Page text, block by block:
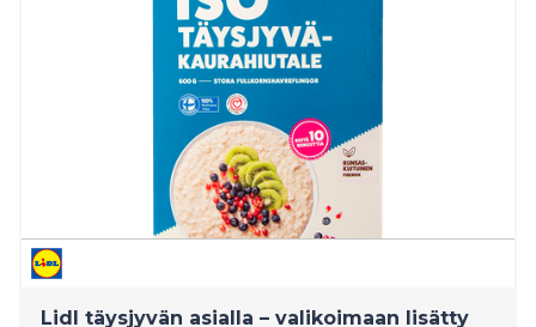
tammikuun aikana myytiin yli miljoona kasvista
enemmän kuin vuotta aiemmin.
Lidl täysjyvän asialla – valikoimaan lisätty